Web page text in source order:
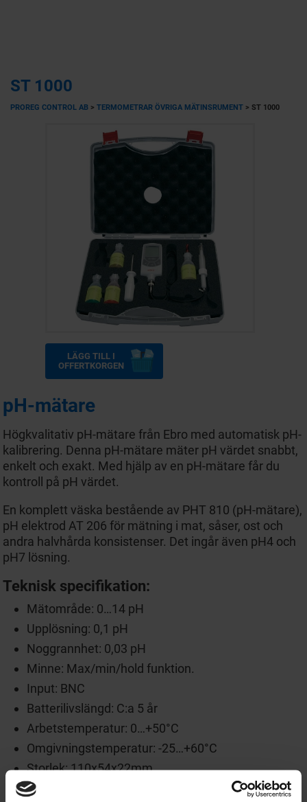
ST 1000
PROREG CONTROL AB > TERMOMETRAR ÖVRIGA MÄTINSRUMENT > ST 1000
LÄGG TILL I
OFFERTKORGEN
pH-mätare
Högkvalitativ pH-mätare från Ebro med automatisk pH-
kalibrering. Denna pH-mätare mäter pH värdet snabbt,
enkelt och exakt. Med hjälp av en pH-mätare får du
kontroll på pH värdet.
En komplett väska bestående av PHT 810 (pH-mätare),
pH elektrod AT 206 för mätning i mat, såser, ost och
andra halvhårda konsistenser. Det ingår även pH4 och
pH7 lösning.
Teknisk specifikation:
Mätområde: 0…14 pH
Upplösning: 0,1 pH
Noggrannhet: 0,03 pH
Minne: Max/min/hold funktion.
Input: BNC
Batterilivslängd: C:a 5 år
Arbetstemperatur: 0…+50°C
Omgivningstemperatur: -25…+60°C
Storlek: 110x54x22mm
Vikt: c:a 200 gram